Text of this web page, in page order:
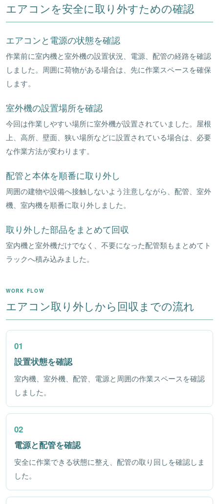
エアコンを安全に取り外すための確認
エアコンと電源の状態を確認
作業前に室内機と室外機の設置状況、電源、配管の経路を確認
しました。周囲に荷物がある場合は、先に作業スペースを確保
します。
室外機の設置場所を確認
今回は作業しやすい場所に室外機が設置されていました。屋根
上、高所、壁面、狭い場所などに設置されている場合は、必要
な作業方法が変わります。
配管と本体を順番に取り外し
周囲の建物や設備へ接触しないよう注意しながら、配管、室外
機、室内機を順番に取り外しました。
取り外した部品をまとめて回収
室内機と室外機だけでなく、不要になった配管類もまとめてト
ラックへ積み込みました。
WORK FLOW
エアコン取り外しから回収までの流れ
01
設置状態を確認
室内機、室外機、配管、電源と周囲の作業スペースを確認
しました。
02
電源と配管を確認
安全に作業できる状態に整え、配管の取り回しを確認しま
した。